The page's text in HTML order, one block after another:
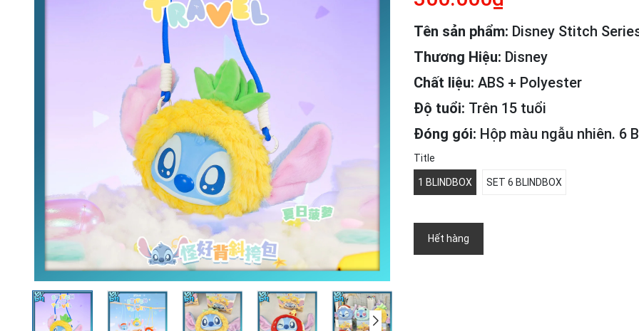
Tên sản phẩm: Disney Stitch
Thương Hiệu: Disney
Chất liệu: ABS + Polyester
Độ tuổi: Trên 15 tuổi
Đóng gói: Hộp màu ngẫu nhiên. 6
Title
1 BLINDBOX SET 6 BLINDBOX
Hết hàng